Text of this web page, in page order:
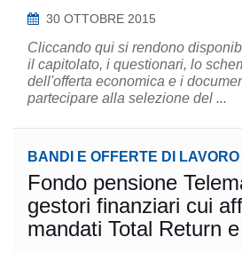
30 OTTOBRE 2015
Cliccando qui si rendono
il capitolato, i questionari, lo
dell'offerta economica e i
partecipare alla selezione del ...
BANDI E OFFERTE DI LAVORO
Fondo pensione
gestori finanziari cui
mandati Total Return